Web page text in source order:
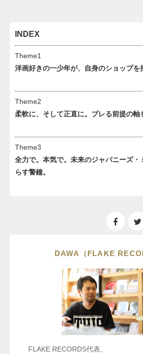
INDEX
Theme1
洋画好きの一少年が、自身のショップを
Theme2
柔軟に、そして正直に。ブレる前提の軸
Theme3
全力で。本気で。未来のジャパニーズ・
らす警鐘。
DAWA（FLAKE
FLAKE RECORDS代表。